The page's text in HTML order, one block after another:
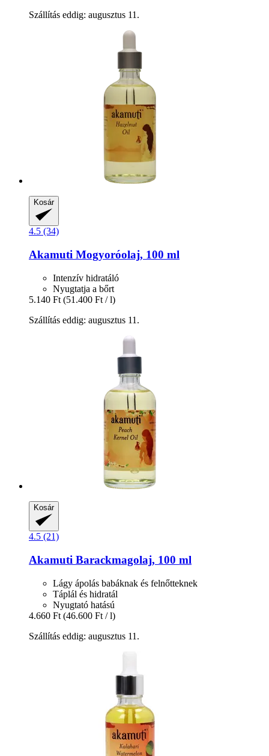
Szállítás eddig: augusztus 11.
Kosár
4.5 (34)
Akamuti Mogyoróolaj, 100 ml
Intenzív hidratáló
Nyugtatja a bőrt
5.140 Ft (51.400 Ft / l)
Szállítás eddig: augusztus 11.
Kosár
4.5 (21)
Akamuti Barackmagolaj, 100 ml
Lágy ápolás babáknak és felnőtteknek
Táplál és hidratál
Nyugtató hatású
4.660 Ft (46.600 Ft / l)
Szállítás eddig: augusztus 11.